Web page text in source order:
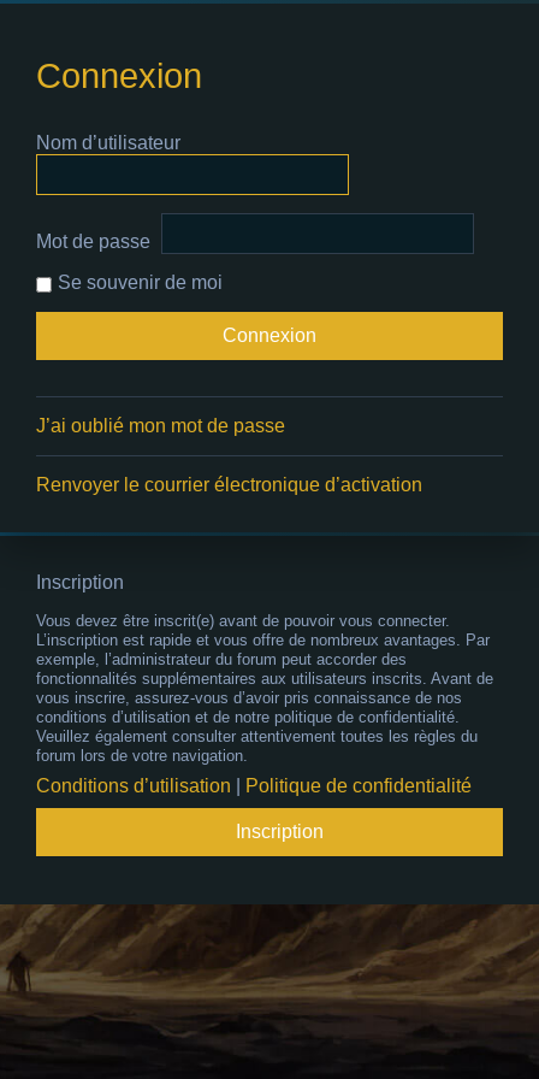
Connexion
Nom d’utilisateur
Mot de passe
Se souvenir de moi
J’ai oublié mon mot de passe
Renvoyer le courrier électronique d’activation
Inscription
Vous devez être inscrit(e) avant de pouvoir vous connecter.
L’inscription est rapide et vous offre de nombreux avantages. Par
exemple, l’administrateur du forum peut accorder des
fonctionnalités supplémentaires aux utilisateurs inscrits. Avant de
vous inscrire, assurez-vous d’avoir pris connaissance de nos
conditions d’utilisation et de notre politique de confidentialité.
Veuillez également consulter attentivement toutes les règles du
forum lors de votre navigation.
Conditions d’utilisation Politique de confidentialité
Inscription